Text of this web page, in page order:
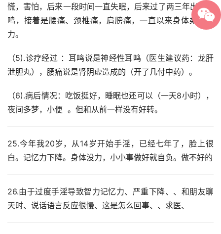
慌，害怕，后来一段时间一直失眠，后来过了两三年出现耳
鸣，接着是腰痛、颈椎痛，肩膀痛，一直以来身体柔弱无
力。
（5).诊疗经过 ：耳鸣说是神经性耳鸣（医生建议药：龙肝
泄胆丸），腰痛说是肾阴虚造成的（开了几付中药）。
（6).病后情况：吃饭挺好，睡眠也还可以（一天8小时），
夜间多梦，小便  。但和从前一样没有好转。
25.今年我20岁，从14岁开始手淫，已经七年了，脸上很
白。记忆力下降。身体没力，小小事做好就自负。做不好的
26.由于过度手淫导致智力记忆力、严重下降、、和朋友聊
天时、说话语言反应很慢、这是怎么回事、、求医、